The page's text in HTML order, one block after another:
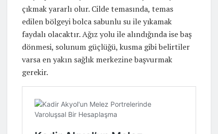
çıkmak yararlı olur. Cilde temasında, temas
edilen bölgeyi bolca sabunlu su ile yıkamak
faydalı olacaktır. Ağız yolu ile alındığında ise baş
dönmesi, solunum güçlüğü, kusma gibi belirtiler
varsa en yakın sağlık merkezine başvurmak
gerekir.